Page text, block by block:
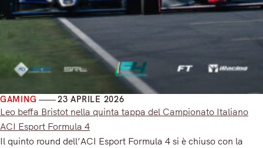
GAMING 23 APRILE 2026
Leo beffa Bristot nella quinta tappa del Campionato Italiano
ACI Esport Formula 4
Il quinto round dell’ACI Esport Formula 4 si è chiuso con la